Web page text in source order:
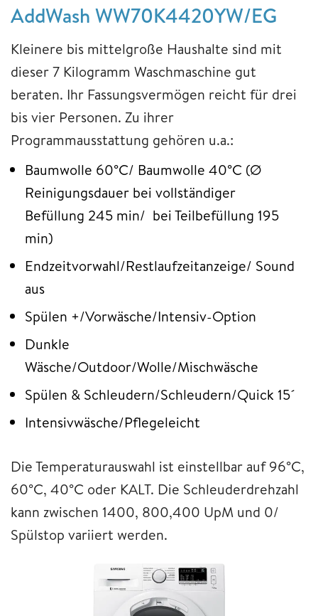
AddWash WW70K4420YW/EG
Kleinere bis mittelgroße Haushalte sind mit
dieser 7 Kilogramm Waschmaschine gut
beraten. Ihr Fassungsvermögen reicht für drei
bis vier Personen. Zu ihrer
Programmausstattung gehören u.a.:
Baumwolle 60°C/ Baumwolle 40°C (Ø
Reinigungsdauer bei vollständiger
Befüllung 245 min/ bei Teilbefüllung 195
min)
Endzeitvorwahl/Restlaufzeitanzeige/ Sound
aus
Spülen +/Vorwäsche/Intensiv-Option
Dunkle
Wäsche/Outdoor/Wolle/Mischwäsche
Spülen & Schleudern/Schleudern/Quick 15´
Intensivwäsche/Pflegeleicht
Die Temperaturauswahl ist einstellbar auf 96°C,
60°C, 40°C oder KALT. Die Schleuderdrehzahl
kann zwischen 1400, 800,400 UpM und 0/
Spülstop variiert werden.